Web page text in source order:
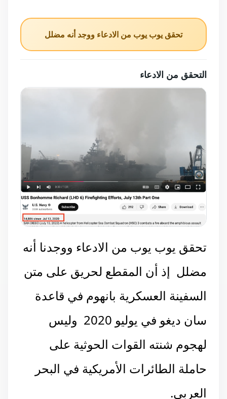
تحقق يوب يوب من الادعاء ووجد أنه مضلل
التحقق من الادعاء
تحقق يوب يوب من الادعاء ووجدنا أنه
مضلل إذ أن المقطع لحريق على متن
السفينة العسكرية بانهوم في قاعدة
سان ديغو في يوليو 2020 وليس
لهجوم شنته القوات الحوثية على
حاملة الطائرات الأمريكية في البحر
العربي.